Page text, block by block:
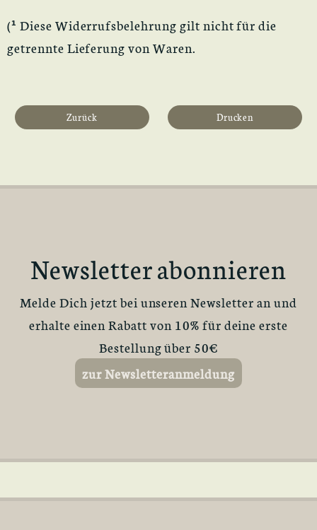
(¹ Diese Widerrufsbelehrung gilt nicht für die
getrennte Lieferung von Waren.
Zurück Drucken
Newsletter abonnieren
Melde Dich jetzt bei unseren Newsletter an und
erhalte einen Rabatt von 10% für deine erste
Bestellung über 50€
zur Newsletteranmeldung